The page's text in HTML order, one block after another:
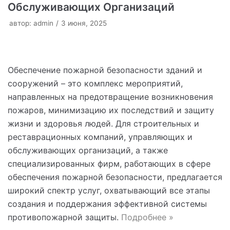
Обслуживающих Организаций
автор: admin 3 июня, 2025
Обеспечение пожарной безопасности зданий и
сооружений – это комплекс мероприятий,
направленных на предотвращение возникновения
пожаров, минимизацию их последствий и защиту
жизни и здоровья людей. Для строительных и
реставрационных компаний, управляющих и
обслуживающих организаций, а также
специализированных фирм, работающих в сфере
обеспечения пожарной безопасности, предлагается
широкий спектр услуг, охватывающий все этапы
создания и поддержания эффективной системы
противопожарной защиты. Подробнее »